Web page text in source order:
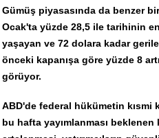
Gümüş piyasasında da benzer
Ocak'ta yüzde 28,5 ile tarihinin
yaşayan ve 72 dolara kadar
önceki kapanışa göre yüzde 8
görüyor.
ABD'de federal hükümetin kısmi
bu hafta yayımlanması